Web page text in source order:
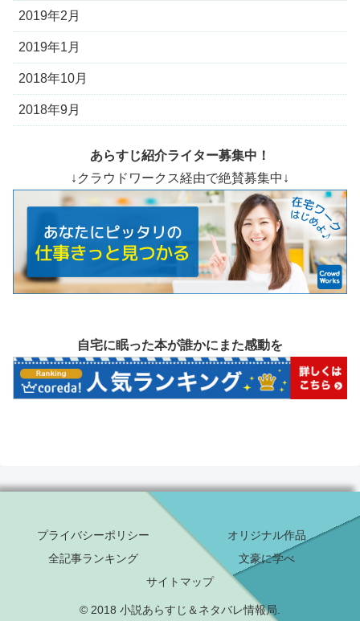
2019年2月
2019年1月
2018年10月
2018年9月
あらすじ紹介ライター募集中！
↓クラウドワークス経由で絶賛募集中↓
自宅に眠った本が誰かにまた感動を
プライバシーポリシー
オリジナル作品
全記事ランキング
文豪に学べ
サイトマップ
© 2018 小説あらすじ＆ネタバレ情報局.